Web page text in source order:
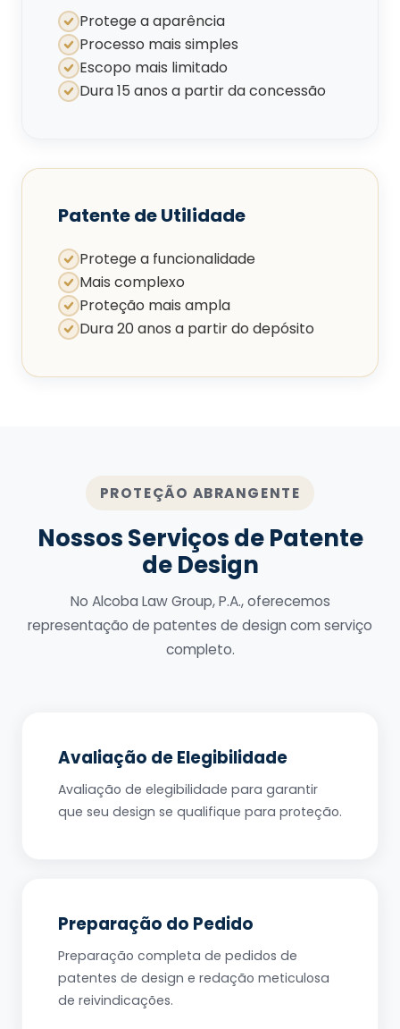
Protege a aparência
Processo mais simples
Escopo mais limitado
Dura 15 anos a partir da concessão
Patente de Utilidade
Protege a funcionalidade
Mais complexo
Proteção mais ampla
Dura 20 anos a partir do depósito
PROTEÇÃO ABRANGENTE
Nossos Serviços de Patente
de Design
No Alcoba Law Group, P.A., oferecemos
representação de patentes de design com serviço
completo.
Avaliação de Elegibilidade
Avaliação de elegibilidade para garantir
que seu design se qualifique para proteção.
Preparação do Pedido
Preparação completa de pedidos de
patentes de design e redação meticulosa
de reivindicações.